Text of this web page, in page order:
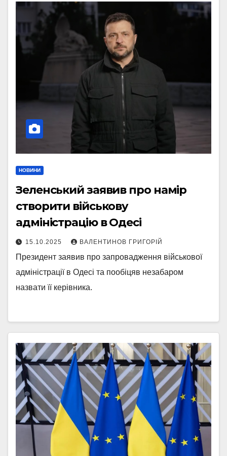
НОВИНИ
Зеленський заявив про намір
створити військову
адміністрацію в Одесі
15.10.2025 ВАЛЕНТИНОВ ГРИГОРІЙ
Президент заявив про запровадження військової
адміністрації в Одесі та пообіцяв незабаром
назвати її керівника.